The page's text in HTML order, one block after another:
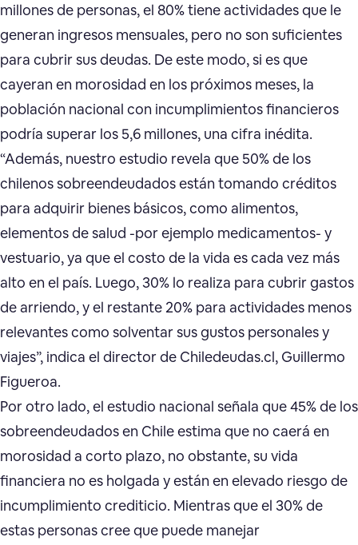
millones de personas, el 80% tiene actividades que le
generan ingresos mensuales, pero no son suficientes
para cubrir sus deudas. De este modo, si es que
cayeran en morosidad en los próximos meses, la
población nacional con incumplimientos financieros
podría superar los 5,6 millones, una cifra inédita.
“Además, nuestro estudio revela que 50% de los
chilenos sobreendeudados están tomando créditos
para adquirir bienes básicos, como alimentos,
elementos de salud -por ejemplo medicamentos- y
vestuario, ya que el costo de la vida es cada vez más
alto en el país. Luego, 30% lo realiza para cubrir gastos
de arriendo, y el restante 20% para actividades menos
relevantes como solventar sus gustos personales y
viajes”, indica el director de Chiledeudas.cl, Guillermo
Figueroa.
Por otro lado, el estudio nacional señala que 45% de los
sobreendeudados en Chile estima que no caerá en
morosidad a corto plazo, no obstante, su vida
financiera no es holgada y están en elevado riesgo de
incumplimiento crediticio. Mientras que el 30% de
estas personas cree que puede manejar